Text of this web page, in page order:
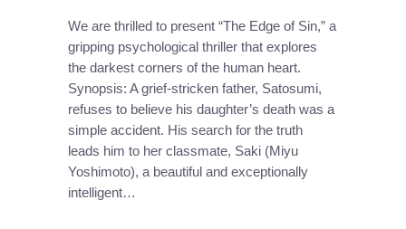
We are thrilled to present “The Edge of Sin,” a
gripping psychological thriller that explores
the darkest corners of the human heart.
Synopsis: A grief-stricken father, Satosumi,
refuses to believe his daughter’s death was a
simple accident. His search for the truth
leads him to her classmate, Saki (Miyu
Yoshimoto), a beautiful and exceptionally
intelligent…